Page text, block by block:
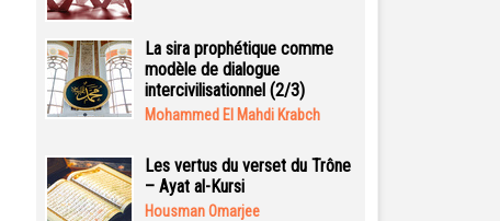
La sira prophétique comme
modèle de dialogue
intercivilisationnel (2/3)
Mohammed El Mahdi Krabch
Les vertus du verset du Trône
– Ayat al-Kursi
Housman Omarjee